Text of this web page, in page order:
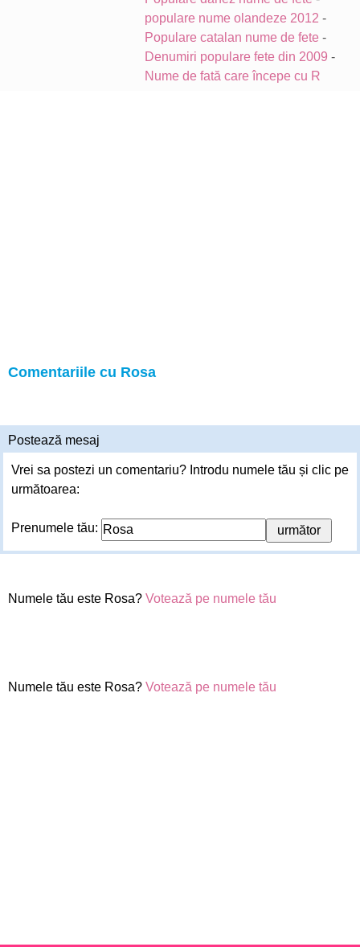
populare nume olandeze 2012 -
Populare catalan nume de fete -
Denumiri populare fete din 2009 -
Nume de fată care începe cu R
Comentariile cu Rosa
Postează mesaj
Vrei sa postezi un comentariu? Introdu numele tău și clic pe
următoarea:
Prenumele tău:
Numele tău este Rosa? Votează pe numele tău
Numele tău este Rosa? Votează pe numele tău